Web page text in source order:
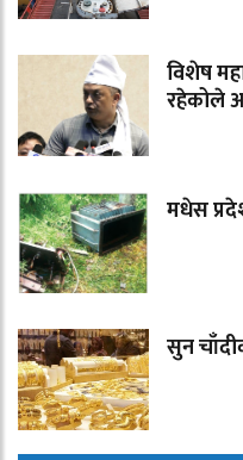
विशेष
रहेकोले
मधेस
सुन